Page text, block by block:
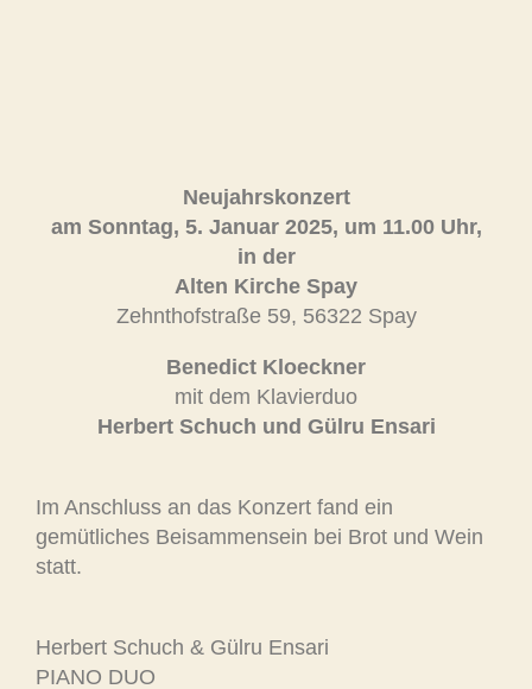
Neujahrskonzert
am Sonntag, 5. Januar 2025, um 11.00 Uhr,
in der
Alten Kirche Spay
Zehnthofstraße 59, 56322 Spay
Benedict Kloeckner
mit dem Klavierduo
Herbert Schuch und Gülru Ensari
Im Anschluss an das Konzert fand ein
gemütliches Beisammensein bei Brot und Wein
statt.
Herbert Schuch & Gülru Ensari
PIANO DUO